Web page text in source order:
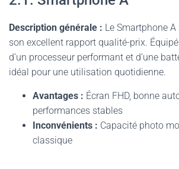
Description générale : Le Smartphone
son excellent rapport qualité-prix. Équipé
d’un processeur performant et d’une
idéal pour une utilisation quotidienne.
Avantages : Écran FHD, bonne
performances stables
Inconvénients : Capacité photo
classique